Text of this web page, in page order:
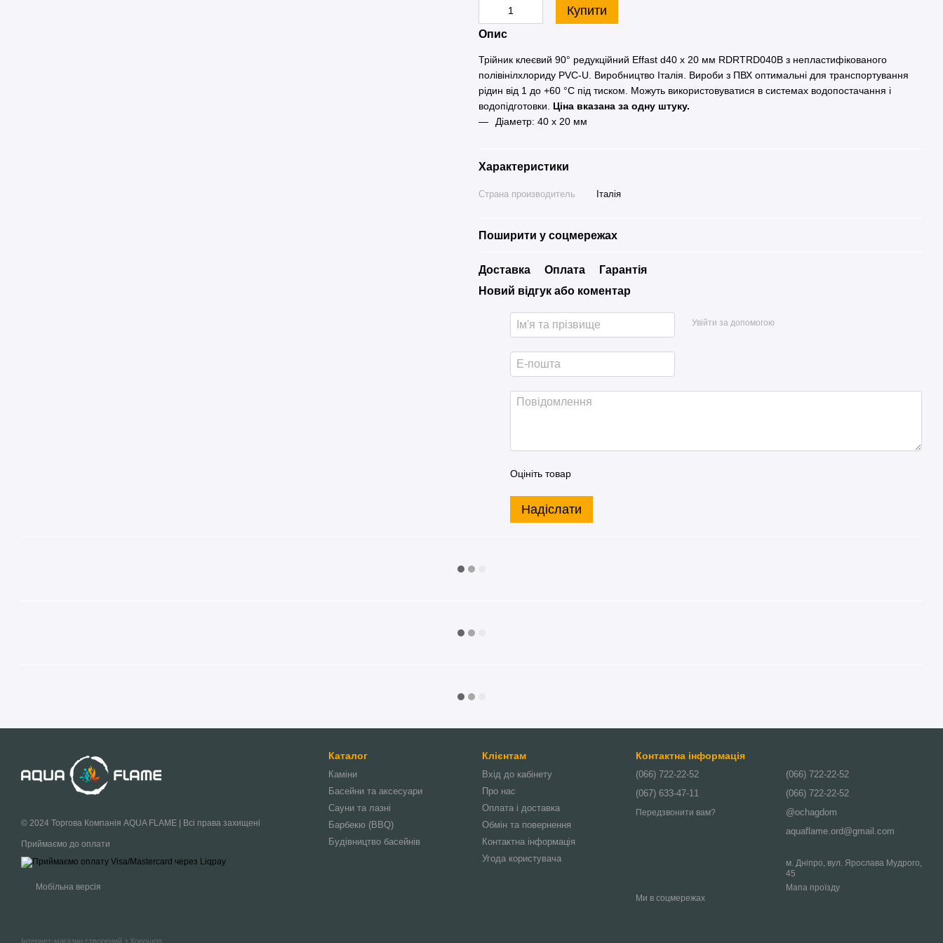
Купити
Опис
Трійник клеєвий 90° редукційний Effast d40 x 20 мм RDRTRD040B з непластифікованого
полівінілхлориду PVC-U. Виробництво Італія. Вироби з ПВХ оптимальні для транспортування
рідин від 1 до +60 °C під тиском. Можуть використовуватися в системах водопостачання і
водопідготовки. Ціна вказана за одну штуку.
Діаметр: 40 x 20 мм
Характеристики
Страна производитель Італія
Поширити у соцмережах
Доставка Оплата
Гарантія
Новий відгук або коментар
Увійти за допомогою
Оцініть товар
Надіслати
© 2024 Торгова Компанія AQUA FLAME | Всі права захищені
Приймаємо до оплати
Мобільна версія
Інтернет-магазин створений з Хорошоп
Каталог
Каміни
Басейни та аксесуари
Сауни та лазні
Барбекю (BBQ)
Будівництво басейнів
Клієнтам
Вхід до кабінету
Про нас
Оплата і доставка
Обмін та повернення
Контактна інформація
Угода користувача
Контактна інформація
(066) 722-22-52
(067) 633-47-11
Передзвонити вам?
(066) 722-22-52
(066) 722-22-52
@ochagdom
aquaflame.ord@gmail.com
м. Дніпро, вул. Ярослава Мудрого,
45
Мапа проїзду
Ми в соцмережах